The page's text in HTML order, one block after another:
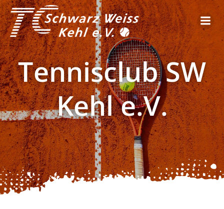
Zum
Inhalt
springen
Tennisclub SW
Kehl e.V.